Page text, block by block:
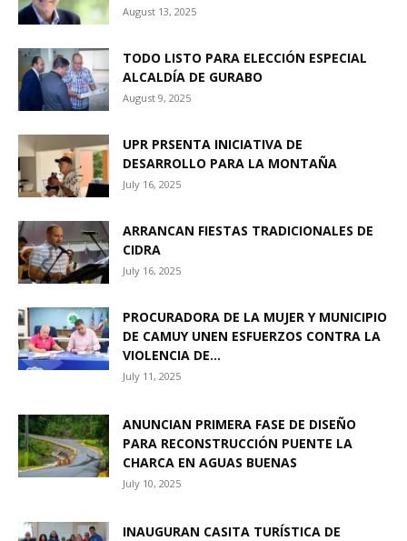
August 13, 2025
TODO LISTO PARA ELECCIÓN ESPECIAL
ALCALDÍA DE GURABO
August 9, 2025
UPR PRSENTA INICIATIVA DE
DESARROLLO PARA LA MONTAÑA
July 16, 2025
ARRANCAN FIESTAS TRADICIONALES DE
CIDRA
July 16, 2025
PROCURADORA DE LA MUJER Y MUNICIPIO
DE CAMUY UNEN ESFUERZOS CONTRA LA
VIOLENCIA DE...
July 11, 2025
ANUNCIAN PRIMERA FASE DE DISEÑO
PARA RECONSTRUCCIÓN PUENTE LA
CHARCA EN AGUAS BUENAS
July 10, 2025
INAUGURAN CASITA TURÍSTICA DE